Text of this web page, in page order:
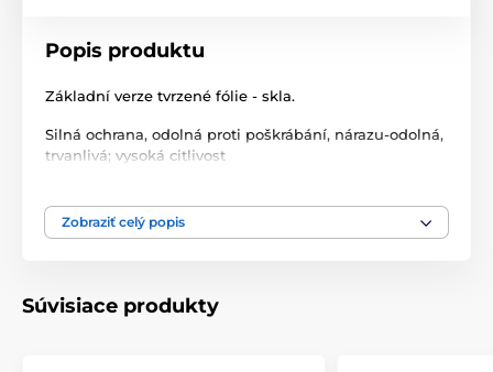
Popis produktu
Základní verze tvrzené fólie - skla.
Silná ochrana, odolná proti poškrábání, nárazu-odolná,
trvanlivá; vysoká citlivost
Obsah balení:
Čistící hadřík
Zobraziť celý popis
Súvisiace produkty